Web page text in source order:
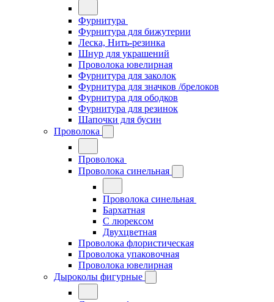
Фурнитура
Фурнитура для бижутерии
Леска, Нить-резинка
Шнур для украшений
Проволока ювелирная
Фурнитура для заколок
Фурнитура для значков /брелоков
Фурнитура для ободков
Фурнитура для резинок
Шапочки для бусин
Проволока
Проволока
Проволока синельная
Проволока синельная
Бархатная
С люрексом
Двухцветная
Проволока флористическая
Проволока упаковочная
Проволока ювелирная
Дыроколы фигурные